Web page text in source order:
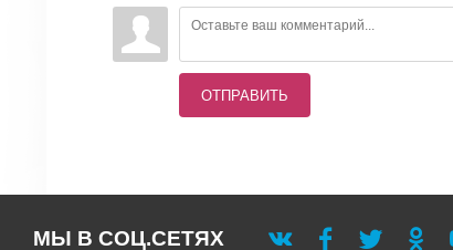
ОТПРАВИТЬ
МЫ В СОЦ.СЕТЯХ